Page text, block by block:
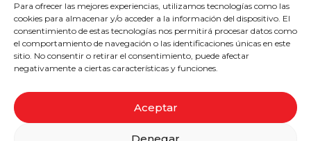
Para ofrecer las mejores experiencias, utilizamos tecnologías como las
cookies para almacenar y/o acceder a la información del dispositivo. El
consentimiento de estas tecnologías nos permitirá procesar datos como
el comportamiento de navegación o las identificaciones únicas en este
sitio. No consentir o retirar el consentimiento, puede afectar
negativamente a ciertas características y funciones.
Aceptar
Denegar
Solicitud de licencia
Seguros deportivos
Normativa licencias
¡Apúntate a nuestro boletín para estar al día!
SUSCRIBIRME